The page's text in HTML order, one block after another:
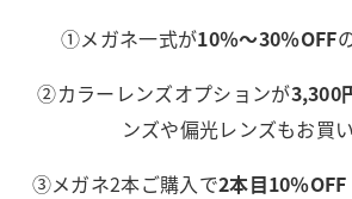
①メガネ一式が10％～30％OFF
②カラーレンズオプションが3,300
ンズや偏光レンズもお買い
③メガネ2本ご購入で2本目10％OFF